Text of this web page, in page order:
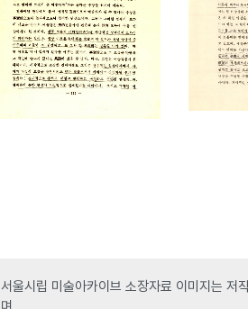
서울시립 미술아카이브 소장자료 이미지는 저